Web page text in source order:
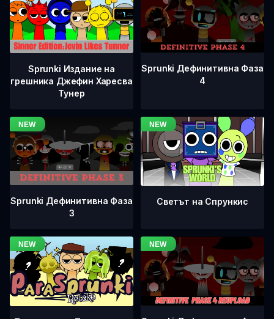
Sprunki Издание на
грешника Джефин Харесва
Тунер
Sprunki Дефинитивна Фаза
4
Sprunki Дефинитивна Фаза
3
Светът на Спрункис